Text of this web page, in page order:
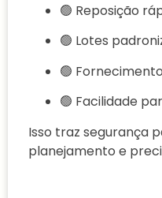
🟢 Reposição
🟢 Lotes
🟢
🟢 Facilidade
Isso traz segurança
planejamento e